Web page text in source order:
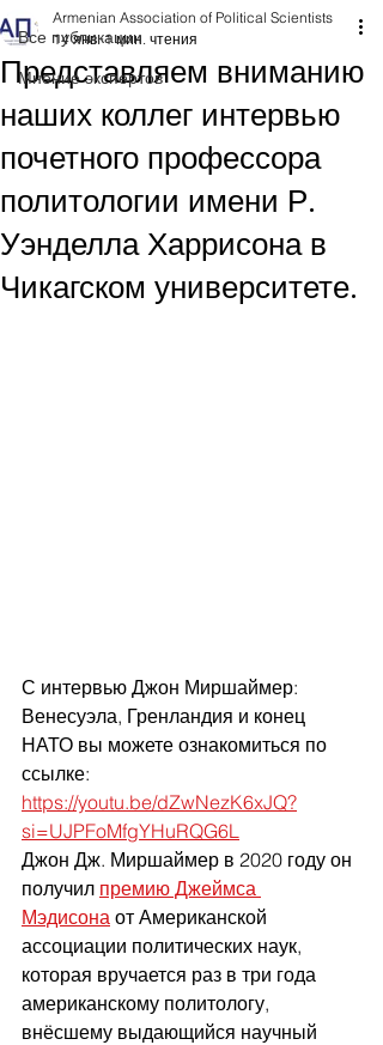
Все публикации
Мнение экспертов
Представляем вниманию
наших коллег интервью
почетного профессора
политологии имени Р.
Уэнделла Харрисона в
Чикагском университете.
Armenian Association of Political Scientists
14 янв. 1 мин. чтения
С интервью Джон Миршаймер:
Венесуэла, Гренландия и конец
НАТО вы можете ознакомиться по
ссылке:
https://youtu.be/dZwNezK6xJQ?
si=UJPFoMfgYHuRQG6L
Джон Дж. Миршаймер в 2020 году он
получил премию Джеймса
Мэдисона от Американской
ассоциации политических наук,
которая вручается раз в три года
американскому политологу,
внёсшему выдающийся научный